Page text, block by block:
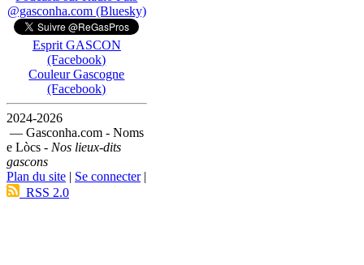
@gasconha.com (Bluesky)
Esprit GASCON
(Facebook)
Couleur Gascogne
(Facebook)
2024-2026
— Gasconha.com - Noms
e Lòcs - Nos lieux-dits
gascons
Plan du site | Se connecter|
RSS 2.0